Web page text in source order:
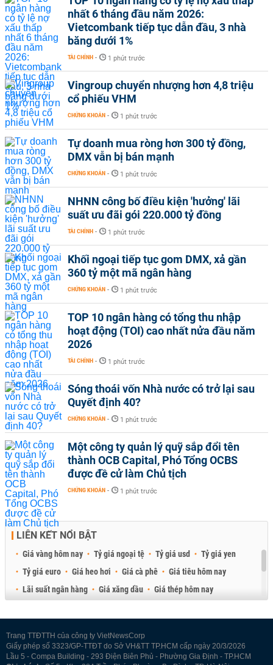
nhất 6 tháng đầu năm 2026:
Vietcombank tiếp tục dẫn đầu, 3 nhà
băng dưới 1%
TÀI CHÍNH - 1 phút trước
Vingroup chuyển nhượng hơn 4,8 triệu
cổ phiếu VHM
CHỨNG KHOÁN - 1 phút trước
Tự doanh mua ròng hơn 300 tỷ đồng,
DMX vẫn bị bán mạnh
CHỨNG KHOÁN - 1 phút trước
NHNN công bố điều kiện 'hưởng' lãi
suất ưu đãi gói 220.000 tỷ đồng
TÀI CHÍNH - 1 phút trước
Khối ngoại tiếp tục gom DMX, xả gần
360 tỷ một mã ngân hàng
CHỨNG KHOÁN - 1 phút trước
TOP 10 ngân hàng có tổng thu nhập
hoạt động (TOI) cao nhất nửa đầu năm
2026
TÀI CHÍNH - 1 phút trước
Sóng thoái vốn Nhà nước có trở lại sau
Quyết định 40?
CHỨNG KHOÁN - 1 phút trước
Một công ty quản lý quỹ sắp đổi tên
thành OCB Capital, Phó Tổng OCBS
được đề cử làm Chủ tịch
CHỨNG KHOÁN - 1 phút trước
LIÊN KẾT NỔI BẬT
Giá vàng hôm nay Tỷ giá ngoại tệ Tỷ giá usd
Tỷ giá yen
Tỷ giá euro
Giá heo hơi Giá cà phê
Giá tiêu hôm nay
Lãi suất ngân hàng
Giá xăng dầu
Giá thép hôm nay
Trang TTĐTTH của công ty VietNewsCorp
Giấy phép số 3323/GP-TTĐT do Sở VH&TT TP.HCM cấp ngày 20/3/2026
Lầu 5 - Compa Building - 293 Điện Biên Phủ - Phường Gia Định - TP.HCM